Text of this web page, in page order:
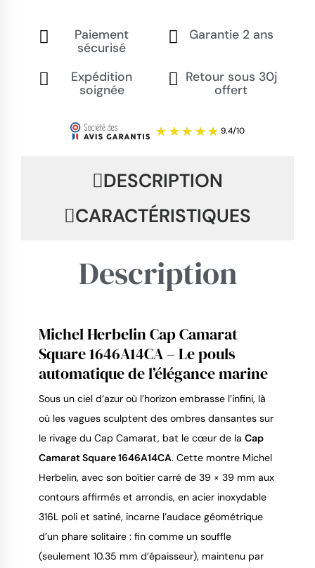
Paiement
sécurisé
Garantie 2 ans
Expédition
soignée
Retour sous 30j
offert
DESCRIPTION
CARACTÉRISTIQUES
Description
Michel Herbelin Cap Camarat
Square 1646A14CA – Le pouls
automatique de l’élégance marine
Sous un ciel d’azur où l’horizon embrasse l’infini, là
où les vagues sculptent des ombres dansantes sur
le rivage du Cap Camarat, bat le cœur de la Cap
Camarat Square 1646A14CA. Cette montre Michel
Herbelin, avec son boîtier carré de 39 × 39 mm aux
contours affirmés et arrondis, en acier inoxydable
316L poli et satiné, incarne l’audace géométrique
d’un phare solitaire : fin comme un souffle
(seulement 10.35 mm d’épaisseur), maintenu par